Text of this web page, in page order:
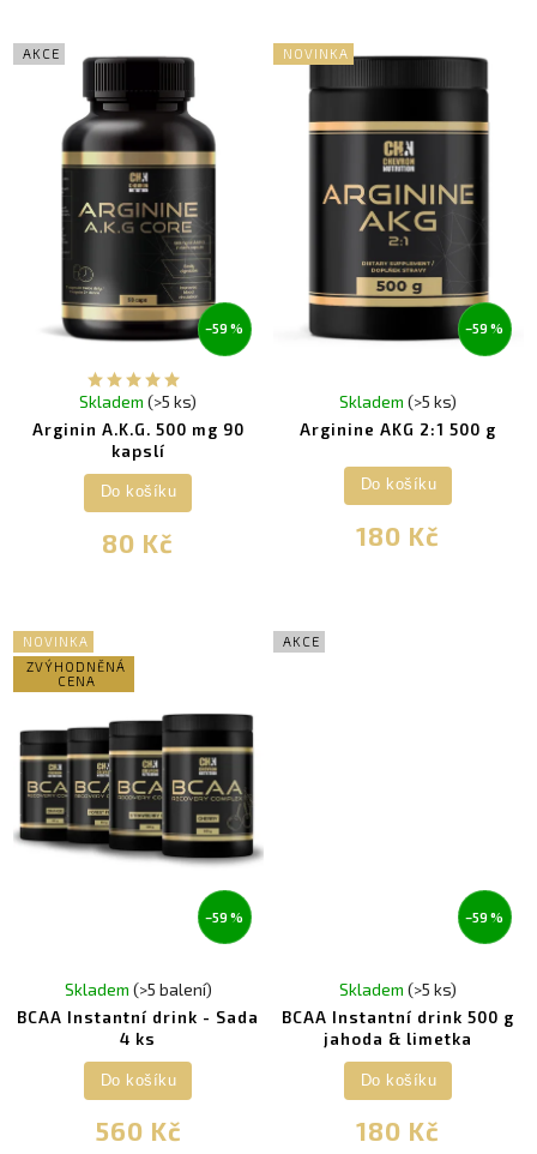
AKCE
–59 %
Arginin A.K.G. 500 mg 90
kapslí
Skladem(>5 ks)
80 Kč
Do košíku
NOVINKA
–59 %
Arginine AKG 2:1 500 g
Skladem(>5 ks)
180 Kč
Do košíku
NOVINKA
ZVÝHODNĚNÁ
CENA
–59 %
BCAA Instantní drink - Sada
4 ks
Skladem (>5 balení)
560 Kč
Do košíku
AKCE
–59 %
BCAA Instantní drink 500 g
jahoda & limetka
Skladem(>5 ks)
180 Kč
Do košíku